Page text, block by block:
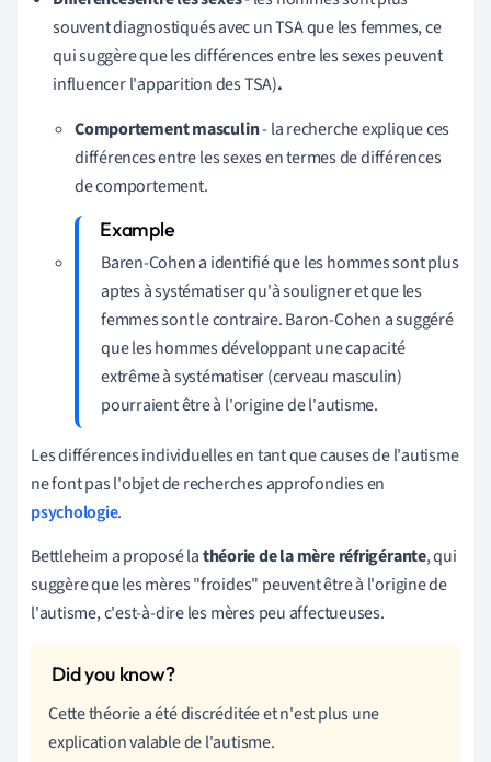
souvent diagnostiqués avec un TSA que les femmes, ce
qui suggère que les différences entre les sexes peuvent
influencer l'apparition des TSA).
Comportement masculin- la recherche explique ces
différences entre les sexes en termes de différences
de comportement.
Baren-Cohen a identifié que les hommes sont plus
aptes à systématiser qu'à souligner et que les
femmes sont le contraire. Baron-Cohen a suggéré
que les hommes développant une capacité
extrême à systématiser (cerveau masculin)
pourraient être à l'origine de l'autisme.
Les différences individuelles en tant que causes de l'autisme
ne font pas l'objet de recherches approfondies en
psychologie.
Bettleheim a proposé lathéorie de la mère réfrigérante, qui
suggère que les mères "froides" peuvent être à l'origine de
l'autisme, c'est-à-dire les mères peu affectueuses.
Cette théorie a été discréditée et n'est plus une
explication valable de l'autisme.